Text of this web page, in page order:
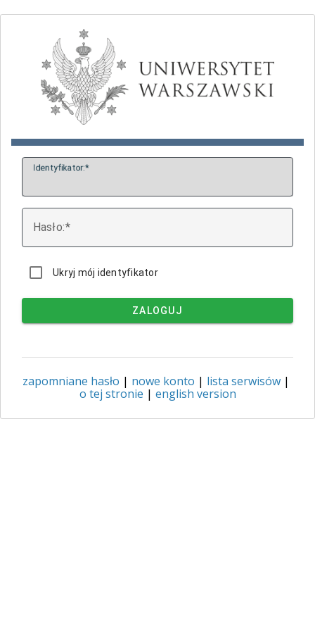
Identyfikator:
Hasło:
Ukryj mój identyfikator
ZALOGUJ
zapomniane hasło | nowe konto | lista serwisów |
o tej stronie | english version